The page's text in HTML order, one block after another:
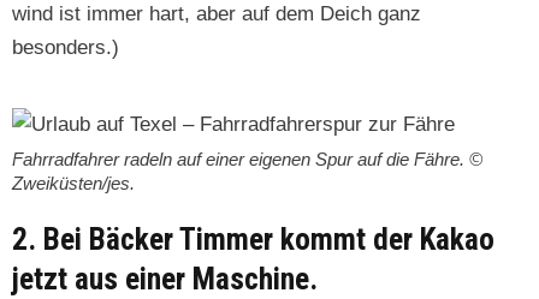
wind ist immer hart, aber auf dem Deich ganz
besonders.)
Fahrrad­fahrer radeln auf ein­er eige­nen Spur auf die Fähre. ©
Zweiküsten/jes.
2. Bei Bäcker Timmer kommt der Kakao
jetzt aus einer Maschine.